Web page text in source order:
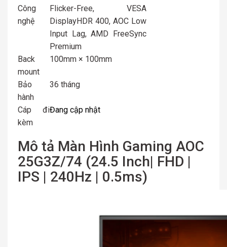
Công
nghệ
Flicker-Free, VESA
DisplayHDR 400, AOC Low
Input Lag, AMD FreeSync
Premium
Back
mount
100mm × 100mm
Bảo
hành
36 tháng
Cáp đi
kèm
Đang cập nhật
Mô tả Màn Hình Gaming AOC
25G3Z/74 (24.5 Inch| FHD |
IPS | 240Hz | 0.5ms)